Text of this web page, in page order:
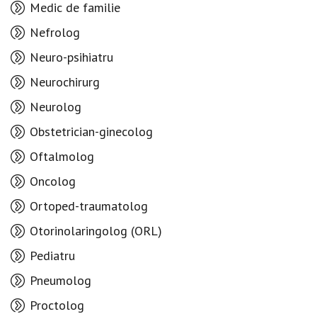
Medic de familie
Nefrolog
Neuro-psihiatru
Neurochirurg
Neurolog
Obstetrician-ginecolog
Oftalmolog
Oncolog
Ortoped-traumatolog
Otorinolaringolog (ORL)
Pediatru
Pneumolog
Proctolog